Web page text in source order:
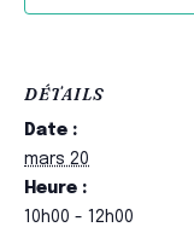
DÉTAILS
Date :
mars 20
Heure :
10h00 - 12h00